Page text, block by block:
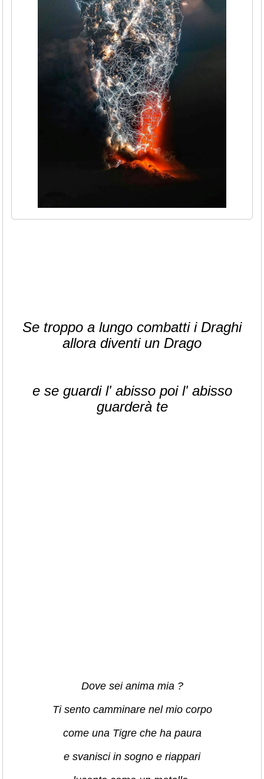
Se troppo a lungo combatti i Draghi
allora diventi un Drago
e se guardi l' abisso poi l' abisso
guarderà te
Dove sei anima mia ?
Ti sento camminare nel mio corpo
come una Tigre che ha paura
e svanisci in sogno e riappari